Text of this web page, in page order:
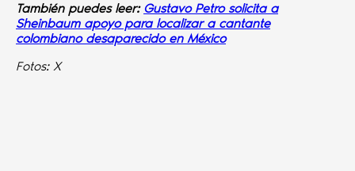
También puedes leer: Gustavo Petro solicita a
Sheinbaum apoyo para localizar a cantante
colombiano desaparecido en México
Fotos: X